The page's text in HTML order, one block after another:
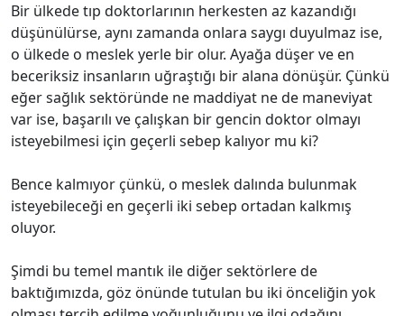
Bir ülkede tıp doktorlarının herkesten az kazandığı
düşünülürse, aynı zamanda onlara saygı duyulmaz ise,
o ülkede o meslek yerle bir olur. Ayağa düşer ve en
beceriksiz insanların uğraştığı bir alana dönüşür. Çünkü
eğer sağlık sektöründe ne maddiyat ne de maneviyat
var ise, başarılı ve çalışkan bir gencin doktor olmayı
isteyebilmesi için geçerli sebep kalıyor mu ki?
Bence kalmıyor çünkü, o meslek dalında bulunmak
isteyebileceği en geçerli iki sebep ortadan kalkmış
oluyor.
Şimdi bu temel mantık ile diğer sektörlere de
baktığımızda, göz önünde tutulan bu iki önceliğin yok